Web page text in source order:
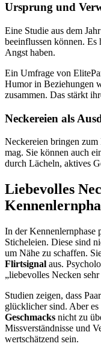
Ursprung und
Eine Studie aus dem
beeinflussen können. Es
Angst haben.
Ein Umfrage von
Humor in Beziehungen
zusammen. Das stärkt
Neckereien als
Neckereien bringen zum
mag. Sie können auch
durch Lächeln, aktives
Liebevolles
In der Kennenlernphase
Sticheleien. Diese sind
um Nähe zu schaffen.
Flirtsignal aus.
„liebevolles Necken
Studien zeigen, dass
glücklicher sind. Aber
Geschmacks nicht zu
Missverständnisse und
wertschätzend sein.